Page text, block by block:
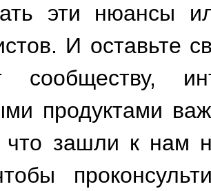
эти нюансы
И оставьте
сообществу,
продуктами
что зашли к нам